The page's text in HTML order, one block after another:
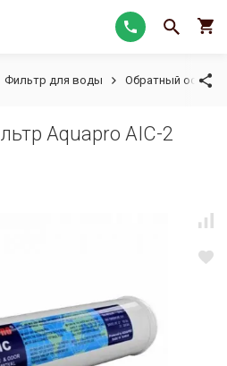
Фильтр для воды Обратный осмос
Aquapro AIC-2